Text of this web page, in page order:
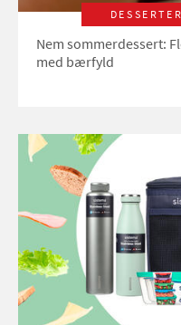
DESSERTER
Nem sommerdessert:
med bærfyld